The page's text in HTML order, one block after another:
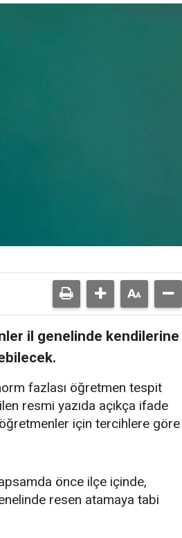
il genelinde kendilerine
fazlası öğretmen tespit
resmi yazıda açıkça ifade
için tercihlere göre
önce ilçe içinde,
resen atamaya tabi